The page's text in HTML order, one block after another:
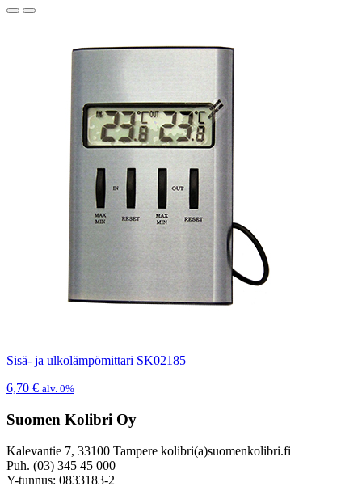
Sisä- ja ulkolämpömittari SK02185
6,70 € alv. 0%
Suomen Kolibri Oy
Kalevantie 7, 33100 Tampere kolibri(a)suomenkolibri.fi
Puh. (03) 345 45 000
Y-tunnus: 0833183-2